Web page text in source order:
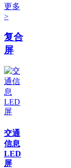
更多
>
复合
屏
交通
信息
LED
屏